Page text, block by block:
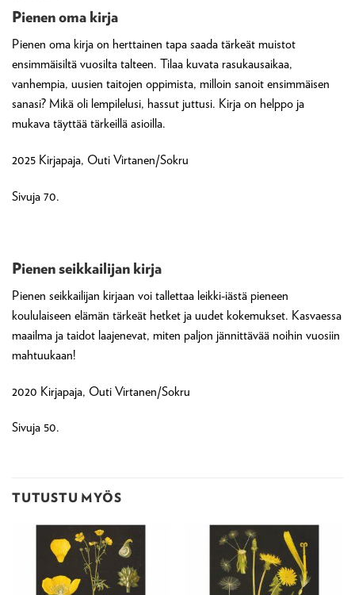
Pienen oma kirja
Pienen oma kirja on herttainen tapa saada tärkeät muistot
ensimmäisiltä vuosilta talteen. Tilaa kuvata rasukausaikaa,
vanhempia, uusien taitojen oppimista, milloin sanoit ensimmäisen
sanasi? Mikä oli lempilelusi, hassut juttusi. Kirja on helppo ja
mukava täyttää tärkeillä asioilla.
2025 Kirjapaja, Outi Virtanen/Sokru
Sivuja 70.
Pienen seikkailijan kirja
Pienen seikkailijan kirjaan voi tallettaa leikki-iästä pieneen
koululaiseen elämän tärkeät hetket ja uudet kokemukset. Kasvaessa
maailma ja taidot laajenevat, miten paljon jännittävää noihin vuosiin
mahtuukaan!
2020 Kirjapaja, Outi Virtanen/Sokru
Sivuja 50.
TUTUSTU MYÖS